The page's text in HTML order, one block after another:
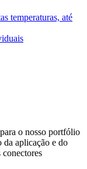
temperaturas, até
o nosso portfólio
da aplicação e do
conectores